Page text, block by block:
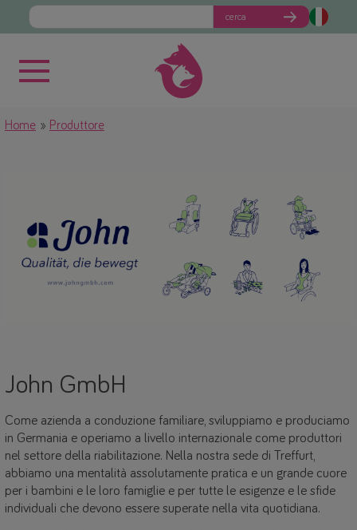
cerca
Home Produttore
John GmbH
Come azienda a conduzione familiare, sviluppiamo e produciamo
in Germania e operiamo a livello internazionale come produttori
nel settore della riabilitazione. Nella nostra sede di Treffurt,
abbiamo una mentalità assolutamente pratica e un grande cuore
per i bambini e le loro famiglie e per tutte le esigenze e le sfide
individuali che devono essere superate nella vita quotidiana.